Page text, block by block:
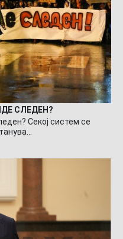
СЛЕДЕН?
Секој систем се